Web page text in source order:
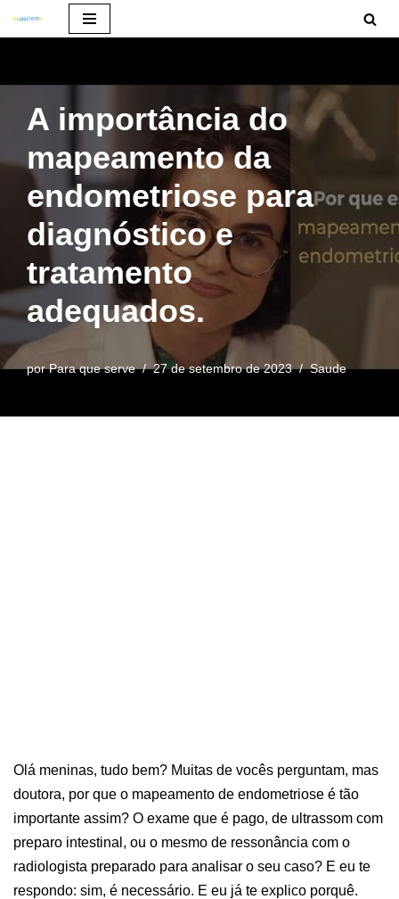
conteúdo
A importância do
mapeamento da
endometriose para
diagnóstico e
tratamento
adequados.
porPara que serve 27 de setembro de 2023 Saude
Olá meninas, tudo bem? Muitas de vocês perguntam, mas
doutora, por que o mapeamento de endometriose é tão
importante assim? O exame que é pago, de ultrassom com
preparo intestinal, ou o mesmo de ressonância com o
radiologista preparado para analisar o seu caso? E eu te
respondo: sim, é necessário. E eu já te explico porquê.